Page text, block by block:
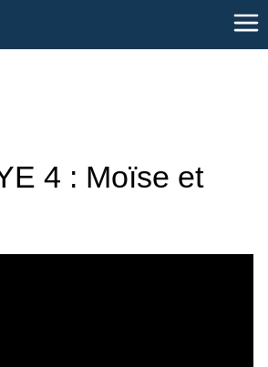
4 : Moïse et